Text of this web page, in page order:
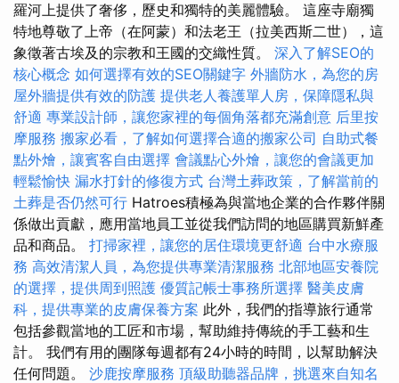
羅河上提供了奢侈，歷史和獨特的美麗體驗。 這座寺廟獨
特地尊敬了上帝（在阿蒙）和法老王（拉美西斯二世），這
象徵著古埃及的宗教和王國的交織性質。 深入了解SEO的
核心概念 如何選擇有效的SEO關鍵字 外牆防水，為您的房
屋外牆提供有效的防護 提供老人養護單人房，保障隱私與
舒適 專業設計師，讓您家裡的每個角落都充滿創意 后里按
摩服務 搬家必看，了解如何選擇合適的搬家公司 自助式餐
點外燴，讓賓客自由選擇 會議點心外燴，讓您的會議更加
輕鬆愉快 漏水打針的修復方式 台灣土葬政策，了解當前的
土葬是否仍然可行 Hatroes積極為與當地企業的合作夥伴關
係做出貢獻，應用當地員工並從我們訪問的地區購買新鮮產
品和商品。 打掃家裡，讓您的居住環境更舒適 台中水療服
務 高效清潔人員，為您提供專業清潔服務 北部地區安養院
的選擇，提供周到照護 優質記帳士事務所選擇 醫美皮膚
科，提供專業的皮膚保養方案 此外，我們的指導旅行通常
包括參觀當地的工匠和市場，幫助維持傳統的手工藝和生
計。 我們有用的團隊每週都有24小時的時間，以幫助解決
任何問題。 沙鹿按摩服務 頂級助聽器品牌，挑選來自知名